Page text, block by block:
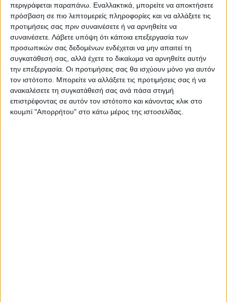
περιγράφεται παραπάνω. Εναλλακτικά, μπορείτε να αποκτήσετε
πρόσβαση σε πιο λεπτομερείς πληροφορίες και να αλλάξετε τις
προτιμήσεις σας πριν συναινέσετε ή να αρνηθείτε να
συναινέσετε. Λάβετε υπόψη ότι κάποια επεξεργασία των
προσωπικών σας δεδομένων ενδέχεται να μην απαιτεί τη
συγκατάθεσή σας, αλλά έχετε το δικαίωμα να αρνηθείτε αυτήν
την επεξεργασία. Οι προτιμήσεις σας θα ισχύουν μόνο για αυτόν
τον ιστότοπο. Μπορείτε να αλλάξετε τις προτιμήσεις σας ή να
ανακαλέσετε τη συγκατάθεσή σας ανά πάσα στιγμή
επιστρέφοντας σε αυτόν τον ιστότοπο και κάνοντας κλικ στο
κουμπί "Απορρήτου" στο κάτω μέρος της ιστοσελίδας.
αποστράγγισης και αποχέτευσης ομβρίων
-Αποκατάσταση των τμημάτων που θα
κατασκευαστεί η αποχέτευση με
ασφαλτοτάπητα
-Ο προϋπολογισμός του έργου ανέρχεται
(προ έκπτωσης) στα 550.000 ευρώ και
χρηματοδοτείται από το πρόγραμμα